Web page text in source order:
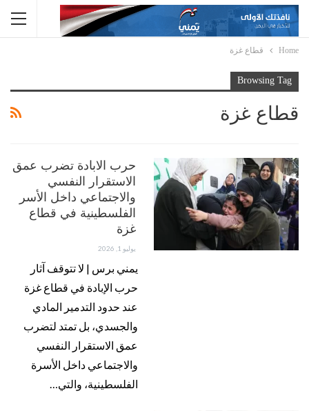
Home قطاع غزة
Browsing Tag
قطاع غزة
حرب الابادة تضرب عمق
الاستقرار النفسي
والاجتماعي داخل الأسر
الفلسطينية في قطاع
غزة
يوليو 1, 2026
يمني برس | لا تتوقف آثار
حرب الإبادة في قطاع غزة
عند حدود التدمير المادي
والجسدي، بل تمتد لتضرب
عمق الاستقرار النفسي
والاجتماعي داخل الأسرة
الفلسطينية، والتي…